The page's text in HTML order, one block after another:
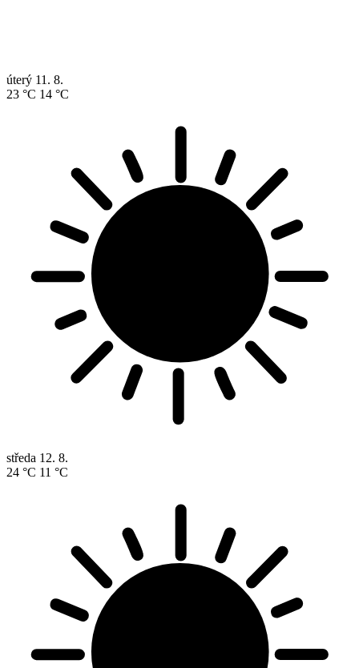
úterý 11. 8.
23 °C 14 °C
středa 12. 8.
24 °C 11 °C